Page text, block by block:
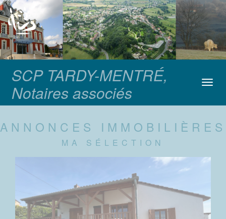
SCP TARDY-MENTRÉ,
Notaires associés
ANNONCES IMMOBILIÈRES
MA SÉLECTION